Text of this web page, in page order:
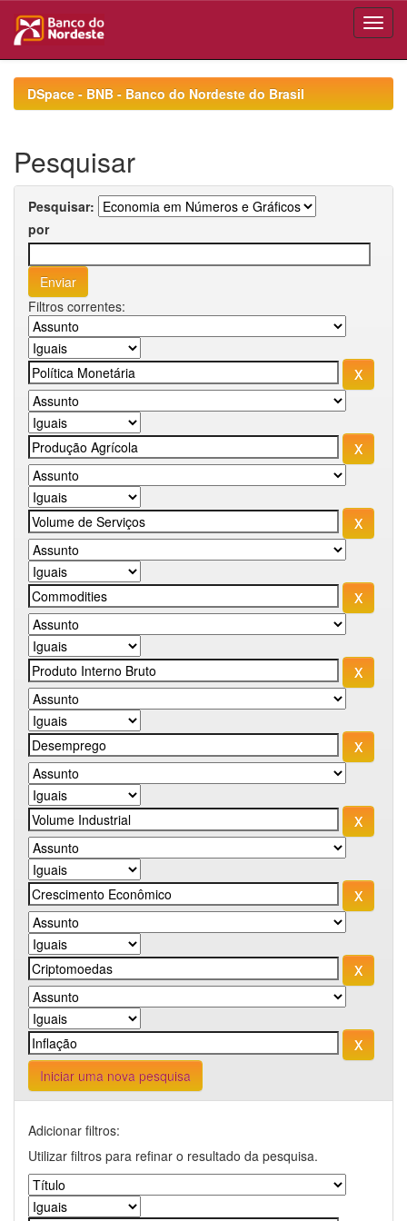
navigationDSpace - BNB - Banco do Nordeste do Brasil
Pesquisar
Pesquisar:
por
Filtros correntes:
Iniciar uma nova pesquisa
Adicionar filtros:
Utilizar filtros para refinar o resultado da pesquisa.